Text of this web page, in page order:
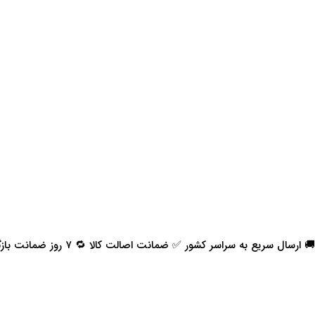
🚚 ارسال سریع به سراسر کشور ✅ ضمانت اصالت کالا 🔁 ۷ روز ضمانت بازگشت 📞 پشتیبانی واقعی